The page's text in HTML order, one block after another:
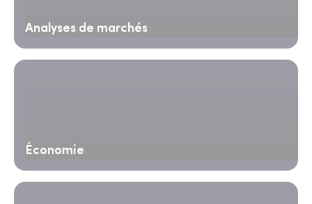
Analyses de marchés
Économie